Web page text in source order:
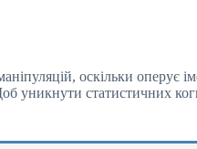
оскільки оперує
уникнути статистичних